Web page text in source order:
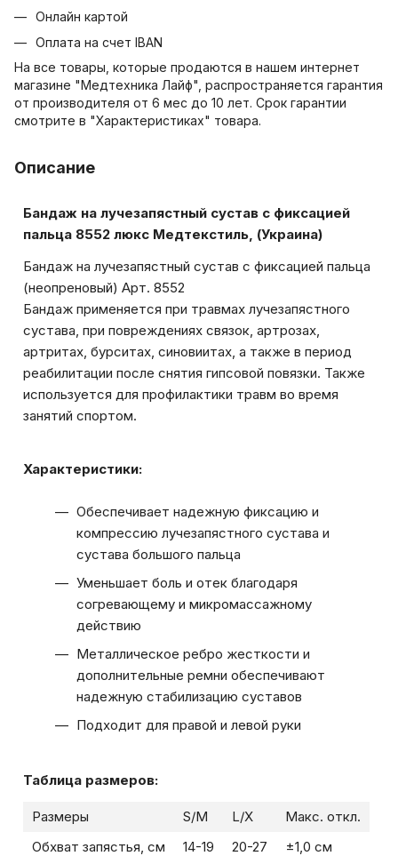
Онлайн картой
Оплата на счет IBAN
На все товары, которые продаются в нашем интернет
магазине "Медтехника Лайф", распространяется гарантия
от производителя от 6 мес до 10 лет. Срок гарантии
смотрите в "Характеристиках" товара.
Описание
Бандаж на лучезапястный сустав с фиксацией
пальца 8552 люкс Медтекстиль, (Украина)
Бандаж на лучезапястный сустав с фиксацией пальца
(неопреновый) Арт. 8552
Бандаж применяется при травмах лучезапястного
сустава, при повреждениях связок, артрозах,
артритах, бурситах, синовиитах, а также в период
реабилитации после снятия гипсовой повязки. Также
используется для профилактики травм во время
занятий спортом.
Характеристики:
Обеспечивает надежную фиксацию и
компрессию лучезапястного сустава и
сустава большого пальца
Уменьшает боль и отек благодаря
согревающему и микромассажному
действию
Металлическое ребро жесткости и
дополнительные ремни обеспечивают
надежную стабилизацию суставов
Подходит для правой и левой руки
Таблица размеров:
Размеры S/М L/Х
Макс. откл.
Обхват запястья, см
14-19 20-27 ±1,0 см